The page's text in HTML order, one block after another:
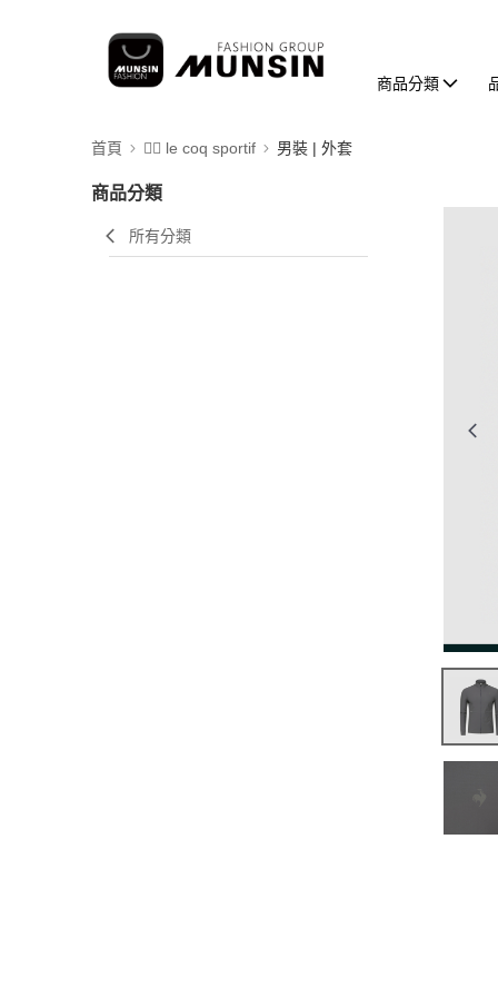
商品分類
首頁 🚴‍♂️ le coq sportif 男裝 | 外套
商品分類
所有分類